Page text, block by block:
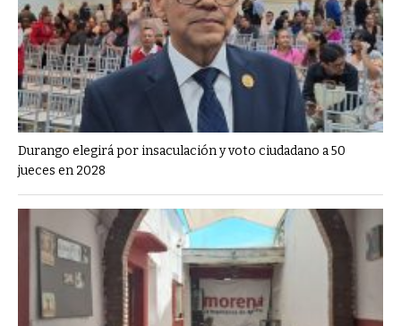
Durango elegirá por insaculación y voto ciudadano a 50
jueces en 2028